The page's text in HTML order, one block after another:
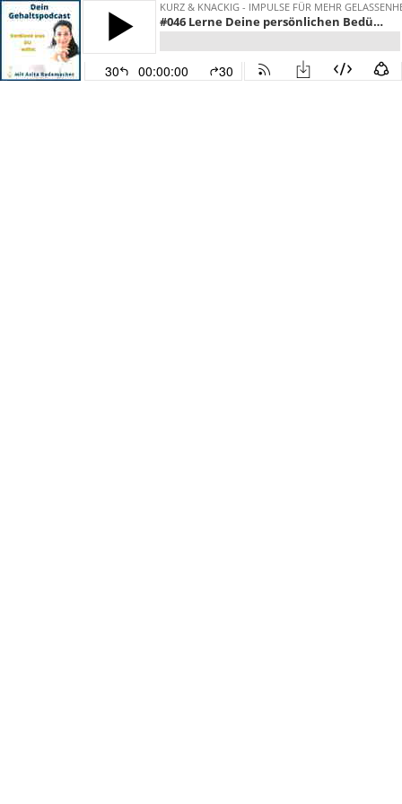
KURZ & KNACKIG - IMPULSE FÜR MEHR
#046 Lerne Deine persönlichen Bedürfnisse kennen
30 00:00:00 30